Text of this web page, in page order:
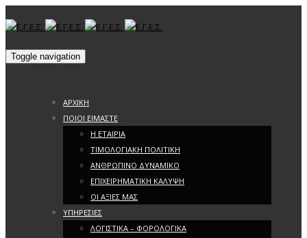
Toggle navigation
ΑΡΧΙΚΗ
ΠΟΙΟΙ ΕΙΜΑΣΤΕ
Η ΕΤΑΙΡΙΑ
ΤΙΜΟΛΟΓΙΑΚΗ ΠΟΛΙΤΙΚΗ
ΑΝΘΡΩΠΙΝΟ ΔΥΝΑΜΙΚΟ
ΕΠΙΧΕΙΡΗΜΑΤΙΚΗ ΚΑΛΥΨΗ
ΟΙ ΑΞΙΕΣ ΜΑΣ
ΥΠΗΡΕΣΙΕΣ
ΛΟΓΙΣΤΙΚΑ – ΦΟΡΟΛΟΓΙΚΑ